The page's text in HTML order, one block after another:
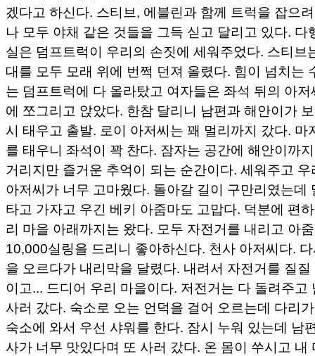
겠다고 하신다. 스티브, 에블린과 함께 트럭을 잡으
나 모두 야채 같은 것들을 그득 싣고 달리고 있다. 다
실은 덤프트럭이 우리의 손짓에 세워주었다. 스티브
대를 모두 모래 위에 번쩍 던져 올렸다. 힘이 넘치는
는 덤프트럭에 다 올라탔고 여자들은 좌석 뒤의 아
에 쪼그리고 앉았다. 한참 달리니 남편과 해안이가
시 태우고 출발. 로이 아저씨는 꽤 멀리까지 갔다. 마
를 태우니 좌석이 꽉 찬다. 잠자는 공간에 해안이까
거리지만 즐거운 추억이 되는 순간이다. 세워주고
아저씨가 너무 고마웠다. 돌아갈 길이 구만리였는데
타고 가자고 우긴 베키 아줌마도 고맙다. 덕분에 편
리 마을 아래까지는 왔다. 모두 자전거를 내리고 아
10,000실링을 드리니 좋아하신다. 천사 아저씨다.
을 오르다가 내리막을 달렸다. 내려서 자전거를 질
이고... 드디어 우리 마을이다. 저전거는 다 돌려주고
사러 갔다. 숙소로 오는 언덕을 걸어 오르는데 다리
숙소에 와서 우선 샤워를 한다. 잠시 누워 있는데 남
사가 너무 맛있다며 또 사러 갔다. 온 몸이 쑤시고 내